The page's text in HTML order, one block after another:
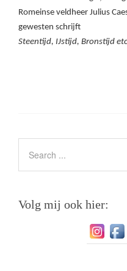
Romeinse veldheer Julius
gewesten schrijft
Steentijd, IJstijd, Bronstijd etc
Volg mij ook hier: